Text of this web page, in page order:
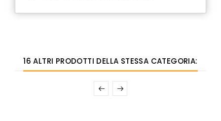
16 ALTRI PRODOTTI DELLA STESSA CATEGORIA: